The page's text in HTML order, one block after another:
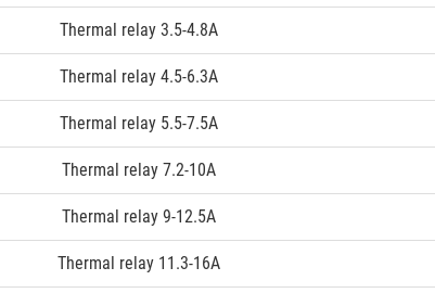
Thermal relay 3.5-4.8A
Thermal relay 4.5-6.3A
Thermal relay 5.5-7.5A
Thermal relay 7.2-10A
Thermal relay 9-12.5A
Thermal relay 11.3-16A